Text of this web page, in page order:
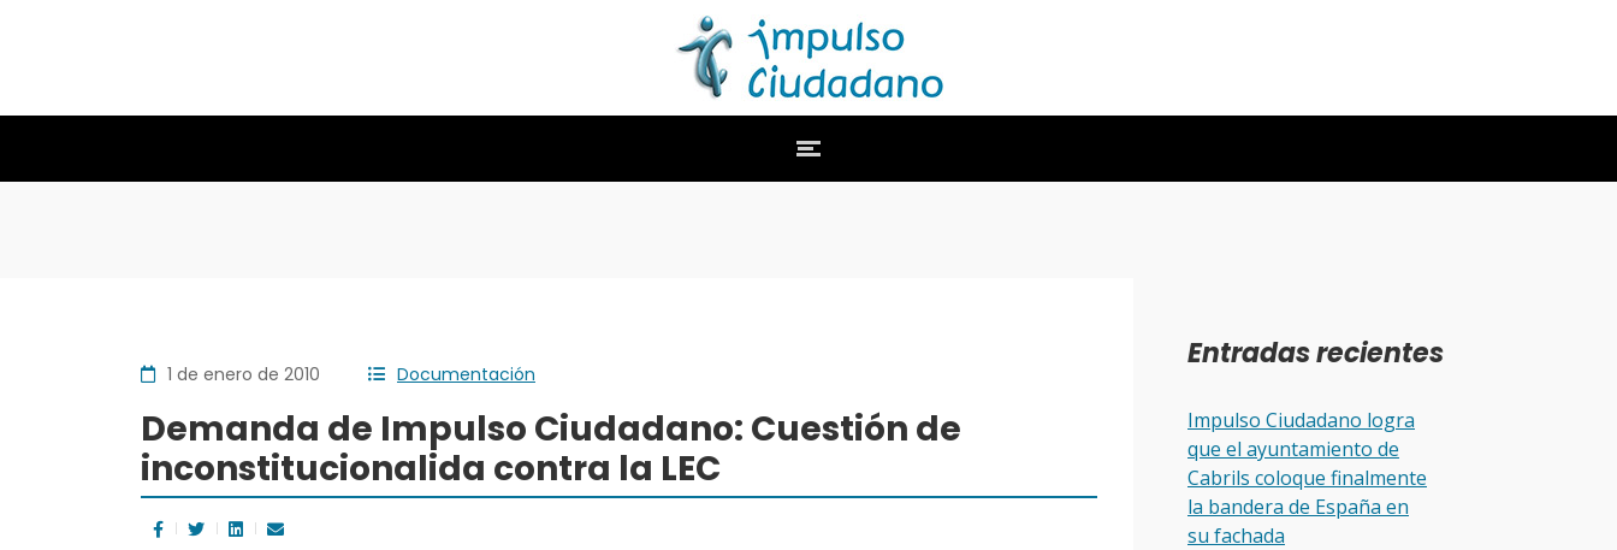
1 de enero de 2010 Documentación
Demanda de Impulso Ciudadano: Cuestión de
inconstitucionalida contra la LEC
Entradas recientes
Impulso Ciudadano logra
que el ayuntamiento de
Cabrils coloque finalmente
la bandera de España en
su fachada